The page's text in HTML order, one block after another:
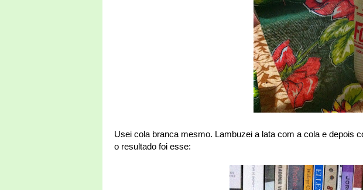
Usei cola branca mesmo. Lambuzei a lata com a cola e depois
o resultado foi esse: